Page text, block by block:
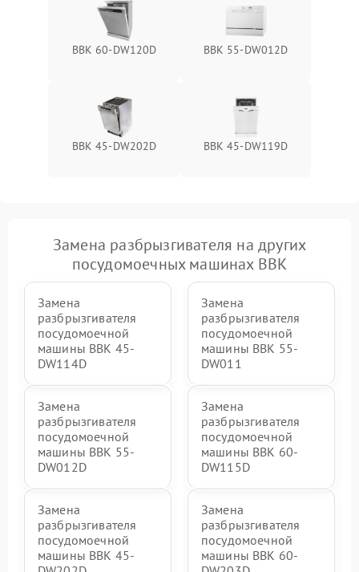
BBK 60-DW120D BBK 55-DW012D
BBK 45-DW202D BBK 45-DW119D
Замена разбрызгивателя на других
посудомоечных машинах BBK
Замена
разбрызгивателя
посудомоечной
машины BBK 45-
DW114D
Замена
разбрызгивателя
посудомоечной
машины BBK 55-
DW011
Замена
разбрызгивателя
посудомоечной
машины BBK 55-
DW012D
Замена
разбрызгивателя
посудомоечной
машины BBK 60-
DW115D
Замена
разбрызгивателя
посудомоечной
машины BBK 45-
Замена
разбрызгивателя
посудомоечной
машины BBK 60-